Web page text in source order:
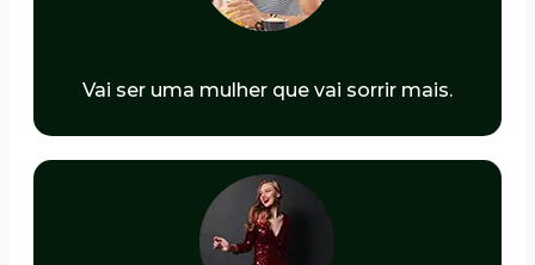
Vai ser uma mulher que vai sorrir mais.